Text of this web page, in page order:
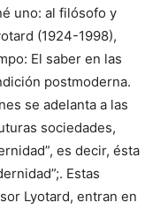
uno: al filósofo y
(1924-1998),
El saber en las
postmoderna.
se adelanta a las
sociedades,
es decir, ésta
Estas
Lyotard, entran en